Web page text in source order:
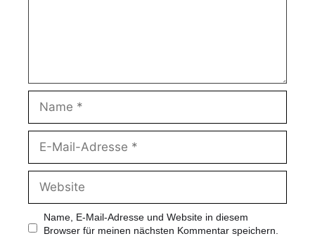
Name, E-Mail-Adresse und Website in diesem
Browser für meinen nächsten Kommentar speichern.